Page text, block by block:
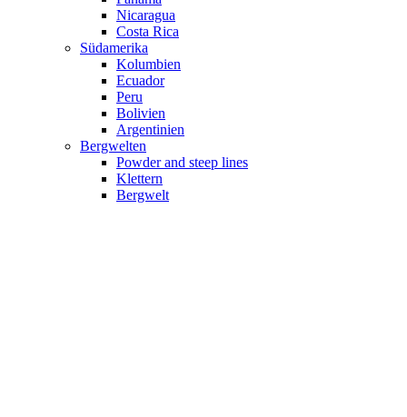
Nicaragua
Costa Rica
Südamerika
Kolumbien
Ecuador
Peru
Bolivien
Argentinien
Bergwelten
Powder and steep lines
Klettern
Bergwelt